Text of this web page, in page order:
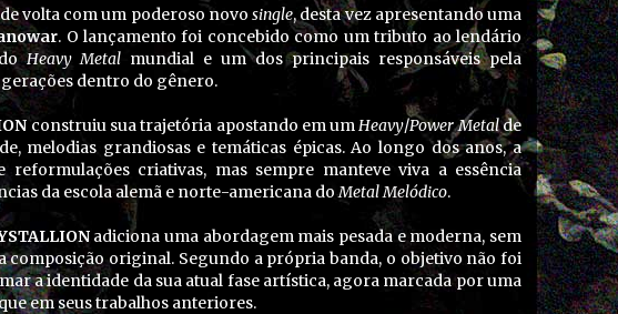
volta com um poderoso novosingle, desta vez apresentando uma
. O lançamento foi concebido como um tributo ao lendário
Heavy Metal mundial e um dos principais responsáveis pela
dentro do gênero.
construiu sua trajetória apostando em umHeavy/Power Metalde
melodias grandiosas e temáticas épicas. Ao longo dos anos, a
criativas, mas sempre manteve viva a essência
da escola alemã e norte-americana doMetal Melódico.
adiciona uma abordagem mais pesada e moderna, sem
composição original. Segundo a própria banda, o objetivo não foi
a identidade da sua atual fase artística, agora marcada por uma
em seus trabalhos anteriores.